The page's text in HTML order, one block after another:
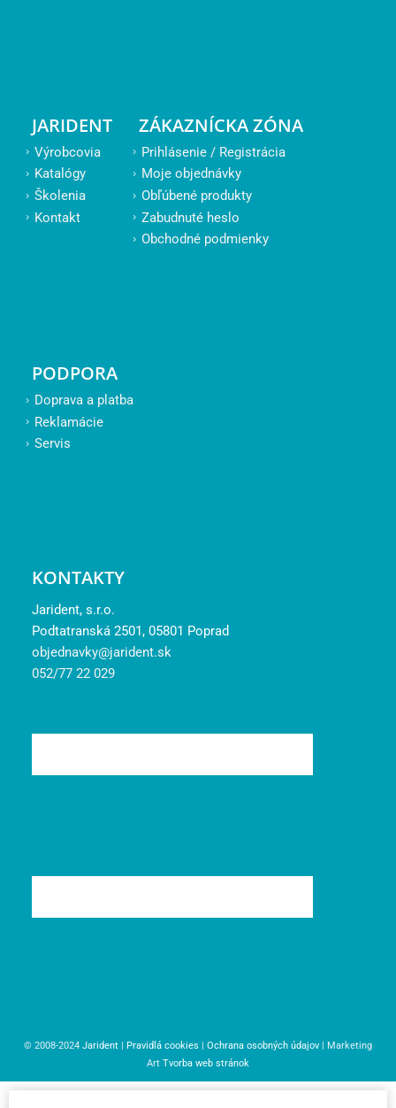
JARIDENT
Výrobcovia
Katalógy
Školenia
Kontakt
ZÁKAZNÍCKA ZÓNA
Prihlásenie / Registrácia
Moje objednávky
Obľúbené produkty
Zabudnuté heslo
Obchodné podmienky
PODPORA
Doprava a platba
Reklamácie
Servis
KONTAKTY
Jarident, s.r.o.
Podtatranská 2501, 05801 Poprad
objednavky@jarident.sk
052/77 22 029
© 2008-2024 Jarident Pravidlá cookies Ochrana osobných údajov | Marketing
Art Tvorba web stránok